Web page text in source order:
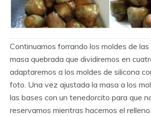
Continuamos forrando los moldes de
masa quebrada que dividiremos en
adaptaremos a los moldes de silicona
foto. Una vez ajustada la masa a los
las bases con un tenedorcito para que
reservamos mientras hacemos el relleno.